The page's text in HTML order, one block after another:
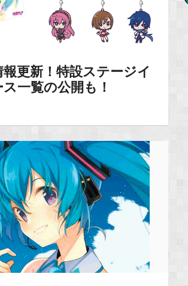
更新！特設ステージイ
一覧の公開も！